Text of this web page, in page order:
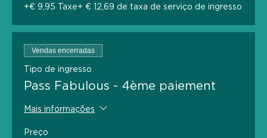
+€ 9,95 Taxe+ € 12,69 de taxa de serviço de ingresso
Vendas encerradas
Tipo de ingresso
Pass Fabulous - 4ème paiement
Mais informações
Preço